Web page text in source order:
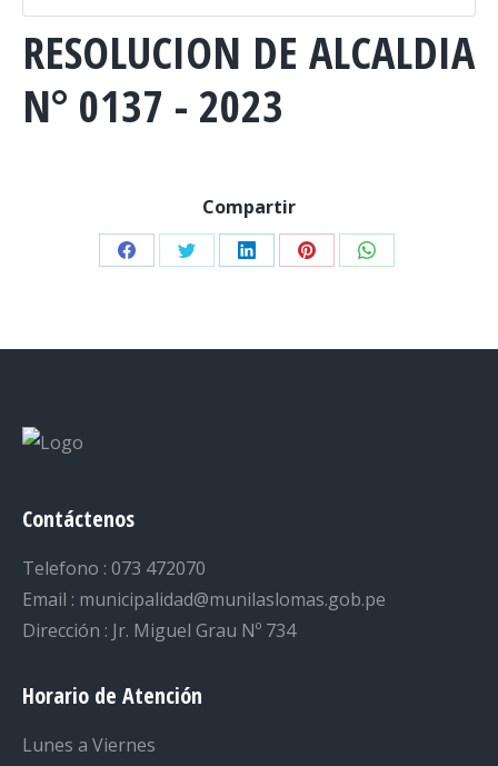
RESOLUCION DE ALCALDIA
N° 0137 - 2023
Compartir
Share Share Share Share Share
Contáctenos
Telefono : 073 472070
Email : municipalidad@munilaslomas.gob.pe
Dirección : Jr. Miguel Grau Nº 734
Horario de Atención
Lunes a Viernes